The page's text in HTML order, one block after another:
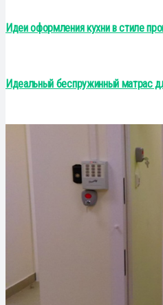
Идеи оформления кухни в стиле
Идеальный беспружинный матрас